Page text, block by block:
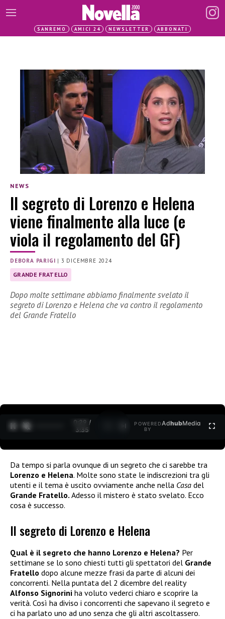
SANREMO AMICI 24 NEWSLETTER ABBONATI
NEWS
Il segreto di Lorenzo e Helena
viene finalmente alla luce (e
viola il regolamento del GF)
DEBORA PARIGI | 3 DICEMBRE 2024
GRANDE FRATELLO
Dopo molte settimane abbiamo finalmente svelato il
segreto di Lorenzo e Helena che va contro il regolamento
del Grande Fratello
0:30 /
3:35
POWERED
BY
AdhubMedia
Da tempo si parla ovunque di un segreto che ci sarebbe tra
Lorenzo e Helena. Molte sono state le indiscrezioni tra gli
utenti e il tema è uscito ovviamente anche nella Casa del
Grande Fratello. Adesso il mistero è stato svelato. Ecco
cosa è successo.
Il segreto di Lorenzo e Helena
Qual è il segreto che hanno Lorenzo e Helena? Per
settimane se lo sono chiesti tutti gli spettatori del Grande
Fratello dopo alcune mezze frasi da parte di alcuni dei
concorrenti. Nella puntata del 2 dicembre del reality
Alfonso Signorini ha voluto vederci chiaro e scoprire la
verità. Così ha diviso i concorrenti che sapevano il segreto e
ci ha parlato uno ad uno senza che gli altri ascoltassero.